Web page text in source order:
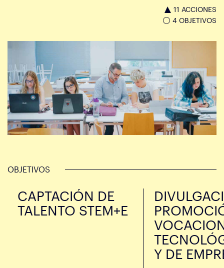
11 ACCIONES
4 OBJETIVOS
OBJETIVOS
CAPTACIÓN DE
TALENTO STEM+E
Y DE